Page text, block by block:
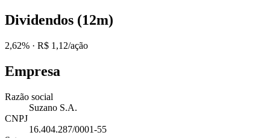
Dividendos (12m)
2,62% · R$ 1,12/ação
Empresa
Razão social
Suzano S.A.
CNPJ
16.404.287/0001-55